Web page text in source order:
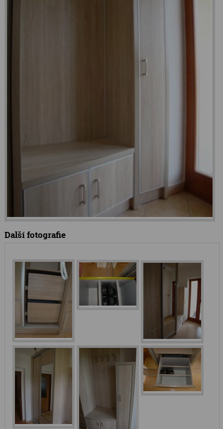
Další fotografie